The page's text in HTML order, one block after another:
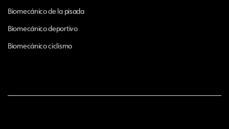
Biomecánico de la pisada
Biomecánico deportivo
Biomecánico ciclismo